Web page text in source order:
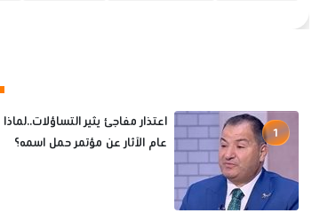
1
اعتذار مفاجئ يثير
عام الآثار عن مؤتمر حمل اسمه؟